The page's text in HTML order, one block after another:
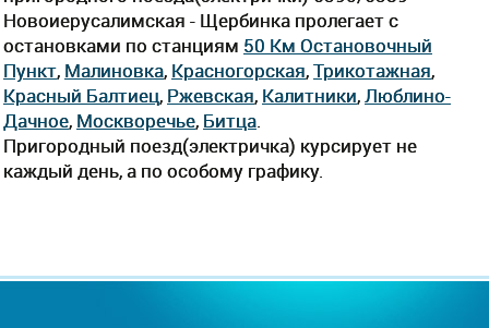
Новоиерусалимская - Щербинка пролегает c
остановками по станциям 50 Км Остановочный
Пункт, Малиновка, Красногорская,Трикотажная,
Красный Балтиец, Ржевская, Калитники, Люблино-
Дачное, Москворечье, Битца
Пригородный поезд(электричка) курсирует не
каждый день, а по особому графику.